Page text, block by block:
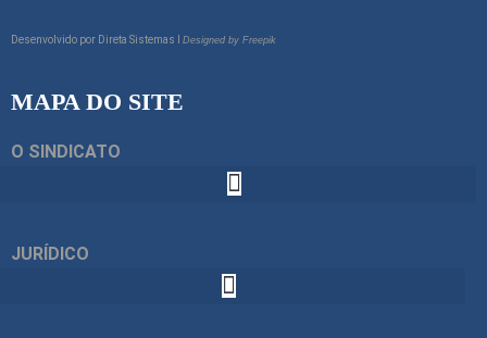
Desenvolvido por Direta Sistemas I Designed by Freepik
MAPA DO SITE
O SINDICATO
JURÍDICO